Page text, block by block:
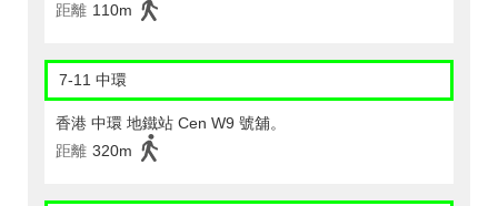
距離 110m
7-11 中環
香港 中環 地鐵站 Cen W9 號舖。
距離 320m